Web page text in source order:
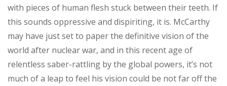
with pieces of human flesh stuck between their teeth. If
this sounds oppressive and dispiriting, it is. McCarthy
may have just set to paper the definitive vision of the
world after nuclear war, and in this recent age of
relentless saber-rattling by the global powers, it’s not
much of a leap to feel his vision could be not far off the